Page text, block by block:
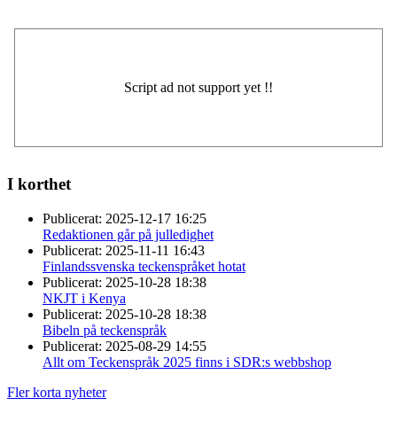
I korthet
Publicerat: 2025-12-17 16:25
Redaktionen går på julledighet
Publicerat: 2025-11-11 16:43
Finlandssvenska teckenspråket hotat
Publicerat: 2025-10-28 18:38
NKJT i Kenya
Publicerat: 2025-10-28 18:38
Bibeln på teckenspråk
Publicerat: 2025-08-29 14:55
Allt om Teckenspråk 2025 finns i SDR:s webbshop
Fler korta nyheter